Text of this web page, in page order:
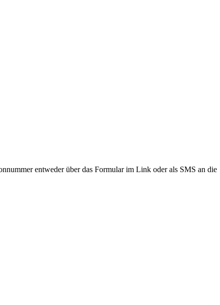
entweder über das Formular im Link oder als SMS an die